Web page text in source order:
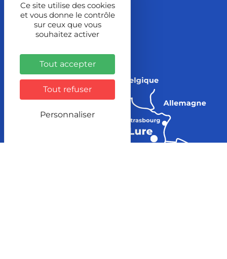
Itinéraire
Ce site utilise des cookies
et vous donne le contrôle
sur ceux que vous
souhaitez activer
Tout accepter
Tout refuser
Personnaliser